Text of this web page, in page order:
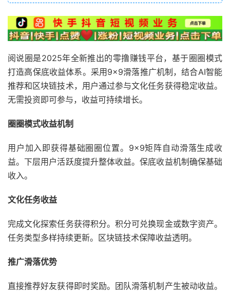
阅说圈是2025年全新推出的零撸赚钱平台，基于圈圈模式
打造高保底收益体系。采用9×9滑落推广机制，结合AI智能
推荐和区块链技术，用户通过参与文化任务获得稳定收益。
无需投资即可参与，收益可持续增长。
​圈圈模式收益机制​
用户加入即获得基础圈圈位置。9×9矩阵自动滑落生成收
益。下层用户活跃度提升整体收益。保底收益机制确保基础
收入。
​文化任务收益​
完成文化探索任务获得积分。积分可兑换现金或数字资产。
任务类型多样持续更新。区块链技术保障收益透明。
​推广滑落优势​
直接推荐好友获得即时奖励。团队滑落机制产生被动收益。